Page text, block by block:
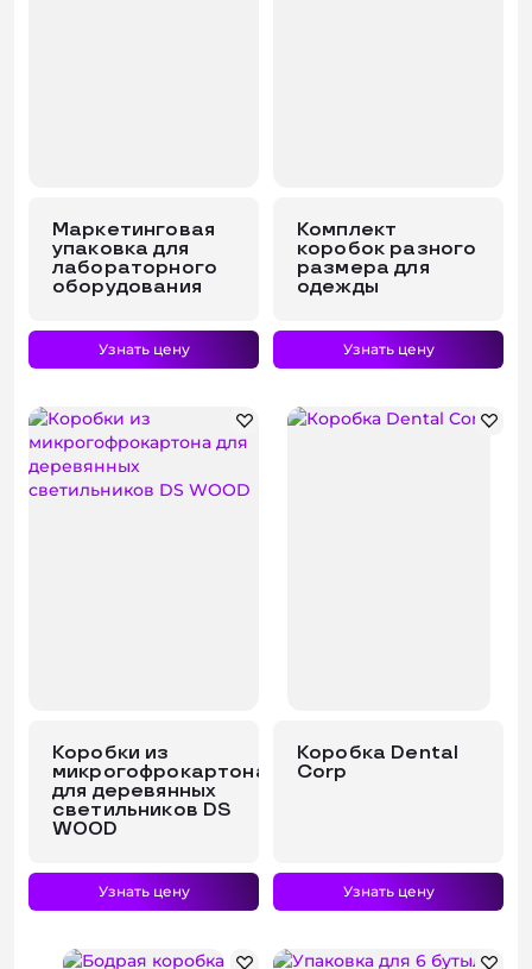
Маркетинговая
упаковка для
лабораторного
оборудования
Узнать цену
Комплект
коробок разного
размера для
одежды
Узнать цену
Коробки из
микрогофрокартона
для деревянных
светильников DS
WOOD
Узнать цену
Коробка Dental
Corp
Узнать цену